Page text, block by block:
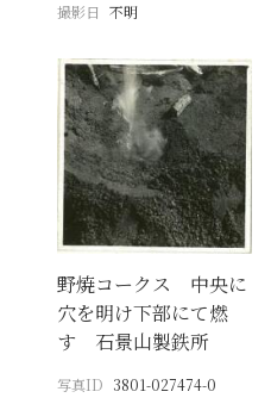
撮影日
不明
野焼コークス 中央に
穴を明け下部にて燃
す 石景山製鉄所
写真ID 3801-027474-0